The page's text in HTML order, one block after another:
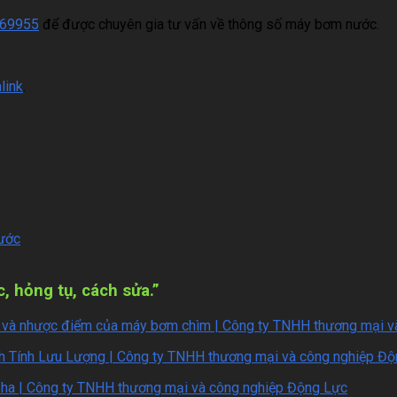
để được chuyên gia tư vấn về thông số máy bơm nước.
hỏng tụ, cách sửa.”
nhược điểm của máy bơm chìm | Công ty TNHH thương mại
Tính Lưu Lượng | Công ty TNHH thương mại và công nghiệp
| Công ty TNHH thương mại và công nghiệp Động Lực